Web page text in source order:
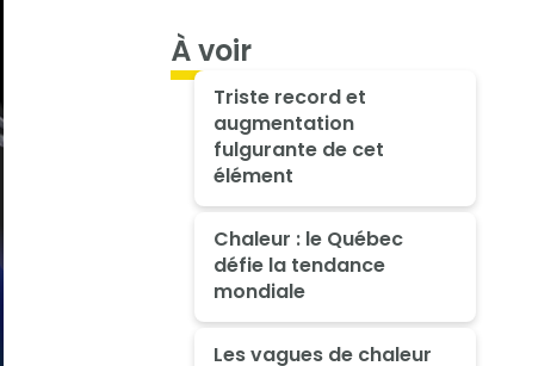
À voir
Triste record et
augmentation
fulgurante de cet
élément
Chaleur : le Québec
défie la tendance
mondiale
Les vagues de chaleur